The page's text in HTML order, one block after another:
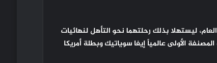
العام، ليستهلا بذلك رحلتهما نحو التأهل لنهائيات
الأولى عالمياً إيغا سوياتيك وبطلة أمريكا